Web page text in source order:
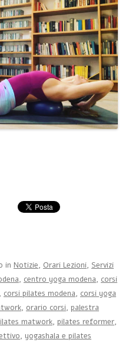
in Notizie, Orari Lezioni, Servizi
, centro yoga modena, corsi
, corsi pilates modena, corsi yoga
, orario corsi, palestra
matwork, pilates reformer,
, yogashala e pilates